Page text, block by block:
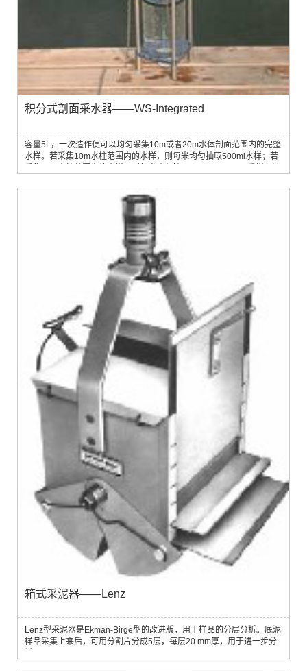
积分式剖面采水器——WS-Integrated
容量5L，一次造作便可以均匀采集10m或者20m水体剖面范围内的完整
水样。若采集10m水柱范围内的水样，则每米均匀抽取500ml水样；若
就能按比例地不断地被抽入采样器。采样器可以从水面或者任意需要的
深度开始工作，通过绞车操作，由引信装置控制开启。技术参数：l 容
量：5Ll 重量：8kgl 积分水样采集...
箱式采泥器——Lenz
Lenz型采泥器是Ekman-Birge型的改进版，用于样品的分层分析。底泥
样品采集上来后，可用分割片分成5层，每层20 mm厚，用于进一步分